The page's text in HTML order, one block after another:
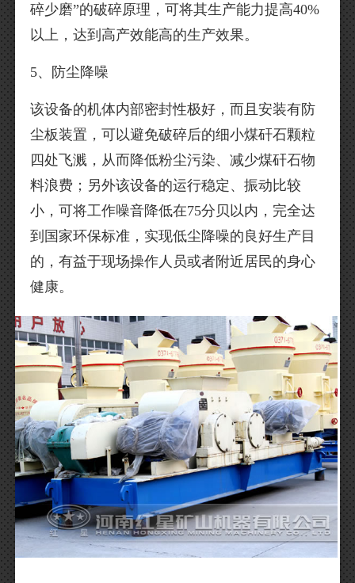
碎少磨”的破碎原理，可将其生产能力提高40%
以上，达到高产效能高的生产效果。
5、防尘降噪
该设备的机体内部密封性极好，而且安装有防
尘板装置，可以避免破碎后的细小煤矸石颗粒
四处飞溅，从而降低粉尘污染、减少煤矸石物
料浪费；另外该设备的运行稳定、振动比较
小，可将工作噪音降低在75分贝以内，完全达
到国家环保标准，实现低尘降噪的良好生产目
的，有益于现场操作人员或者附近居民的身心
健康。